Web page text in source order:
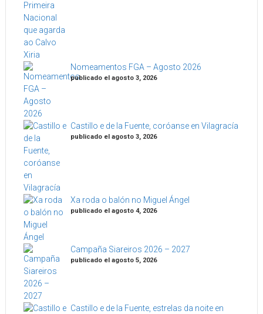
Nomeamentos FGA – Agosto 2026
publicado el agosto 3, 2026
Castillo e de la Fuente, coróanse en Vilagracía
publicado el agosto 3, 2026
Xa roda o balón no Miguel Ángel
publicado el agosto 4, 2026
Campaña Siareiros 2026 – 2027
publicado el agosto 5, 2026
Castillo e de la Fuente, estrelas da noite en